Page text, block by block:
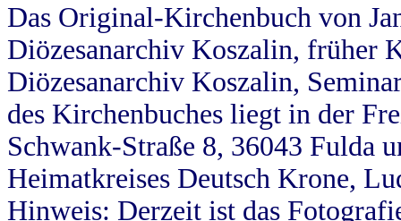
Das Original-Kirchenbuch von
Diözesanarchiv Koszalin, früher
Diözesanarchiv Koszalin,
des Kirchenbuches liegt in der
Schwank-Straße 8, 36043 Fulda
Heimatkreises Deutsch Krone,
Hinweis: Derzeit ist das